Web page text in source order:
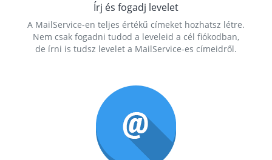
Írj és fogadj levelet
A MailService-en teljes értékű címeket hozhatsz létre.
Nem csak fogadni tudod a leveleid a cél fiókodban,
de írni is tudsz levelet a MailService-es címeidről.